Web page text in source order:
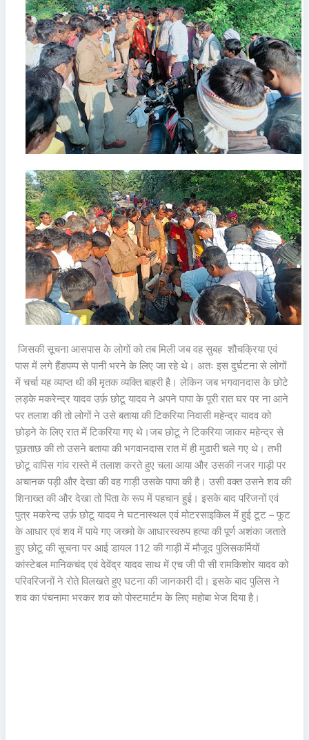
जिसकी सूचना आसपास के लोगों को तब मिली जब वह सुबह शौचक्रिया एवं
पास में लगे हैंडपम्प से पानी भरने के लिए जा रहे थे। अतः इस दुर्घटना से लोगों
में चर्चा यह व्याप्त थी की मृतक व्यक्ति बाहरी है। लेकिन जब भगवानदास के छोटे
लड़के मकरेन्द्र यादव उर्फ़ छोटू यादव ने अपने पापा के पूरी रात घर पर ना आने
पर तलाश की तो लोगों ने उसे बताया की टिकरिया निवासी महेन्द्र यादव को
छोड़ने के लिए रात में टिकरिया गए थे।जब छोटू ने टिकरिया जाकर महेन्द्र से
पूछताछ की तो उसने बताया की भगवानदास रात में ही मुढारी चले गए थे। तभी
छोटू वापिस गांव रास्ते में तलाश करते हुए चला आया और उसकी नजर गाड़ी पर
अचानक पड़ी और देखा की वह गाड़ी उसके पापा की है। उसी वक्त उसने शव की
शिनाख्त की और देखा तो पिता के रूप में पहचान हुई। इसके बाद परिजनों एवं
पुत्र मकरेन्द उर्फ़ छोटू यादव ने घटनास्थल एवं मोटरसाइकिल में हुई टूट – फूट
के आधार एवं शव में पाये गए जख्मो के आधारस्वरुप हत्या की पूर्ण अशंका जताते
हुए छोटू की सूचना पर आई डायल 112 की गाड़ी में मौजूद पुलिसकर्मियों
कांस्टेबल मानिकचंद एवं देवेंद्र यादव साथ में एच जी पी सी रामकिशोर यादव को
परिवरिजनों ने रोते विलखते हुए घटना की जानकारी दी। इसके बाद पुलिस ने
शव का पंचनामा भरकर शव को पोस्टमार्टम के लिए महोबा भेज दिया है।